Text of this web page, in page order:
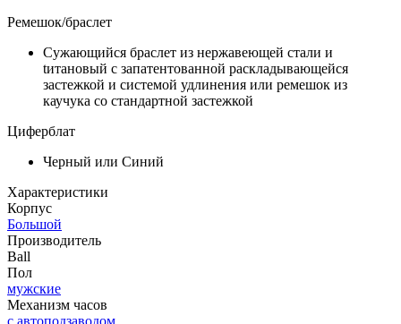
Ремешок/браслет
Сужающийся браслет из нержавеющей стали и
tитановый с запатентованной раскладывающейся
застежкой и системой удлинения или ремешок из
каучука со стандартной застежкой
Циферблат
Черный или Синий
Характеристики
Корпус
Большой
Производитель
Ball
Пол
мужские
Механизм часов
с автоподзаводом